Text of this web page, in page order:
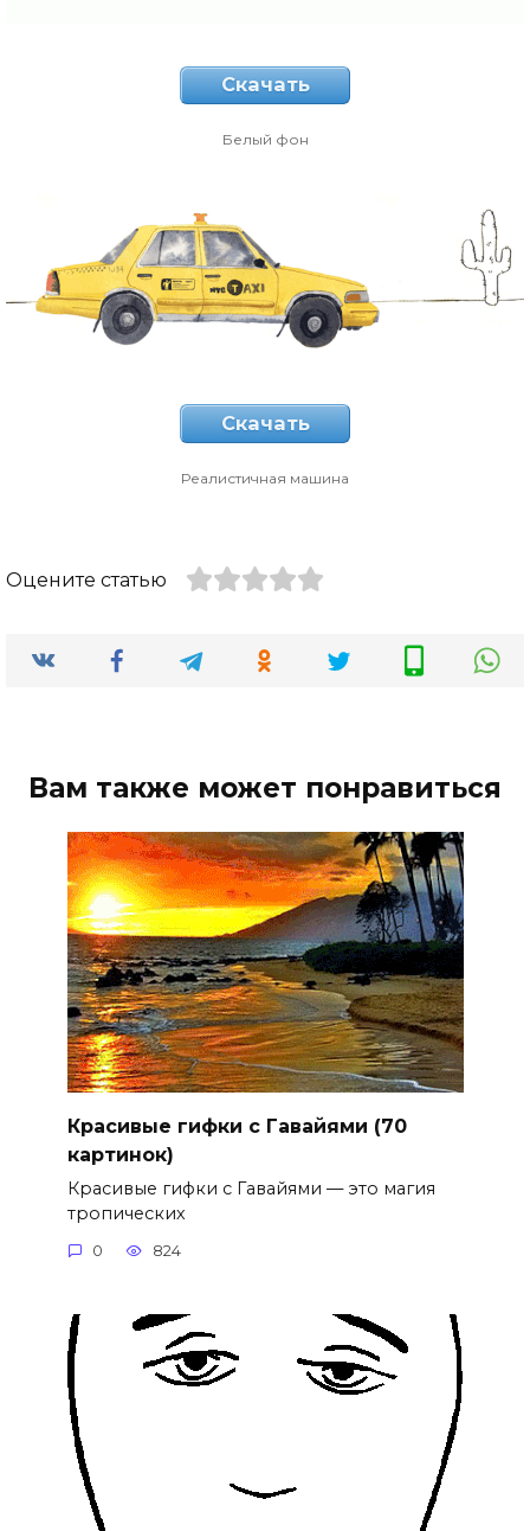
Скачать
Белый фон
Скачать
Реалистичная машина
Оцените статью
Вам также может понравиться
Красивые гифки с Гавайями (70
картинок)
Красивые гифки с Гавайями — это магия
тропических
0 824